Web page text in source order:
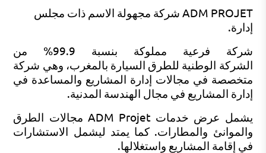
ADM PROJET شركة مجهولة الاسم ذات مجلس
إدارة.
شركة فرعية مملوكة بنسبة 99.9% من
الشركة الوطنية للطرق السيارة بالمغرب، وهي شركة
متخصصة في مجالات إدارة المشاريع والمساعدة في
إدارة المشاريع في مجال الهندسة المدنية.
يشمل عرض خدمات ADM Projet مجالات الطرق
والموانئ والمطارات. كما يمتد ليشمل الاستشارات
في إقامة المشاريع واستغلالها.